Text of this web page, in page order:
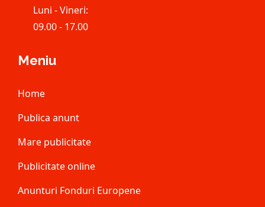
Luni - Vineri:
09.00 - 17.00
Meniu
Home
Publica anunt
Mare publicitate
Publicitate online
Anunturi Fonduri Europene